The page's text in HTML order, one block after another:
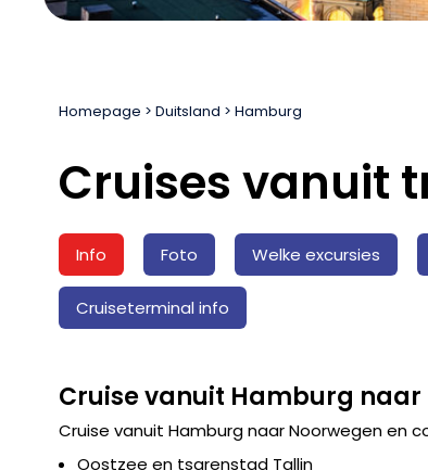
Homepage Duitsland Hamburg
Cruises vanuit
Info Foto Welke excursies
Cruiseterminal info
Cruise vanuit Hamburg naar
Cruise vanuit Hamburg naar Noorwegen en
Oostzee en tsarenstad Tallin